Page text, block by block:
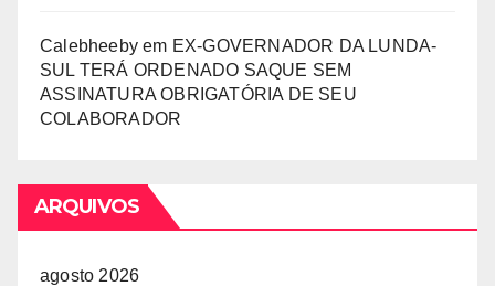
Calebheeby em EX-GOVERNADOR DA LUNDA-
SUL TERÁ ORDENADO SAQUE SEM
ASSINATURA OBRIGATÓRIA DE SEU
COLABORADOR
ARQUIVOS
agosto 2026